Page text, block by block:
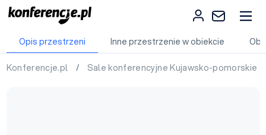
Opis przestrzeni Inne przestrzenie w obiekcie
Konferencje.pl / Sale konferencyjne Kujawsko-pomorskie